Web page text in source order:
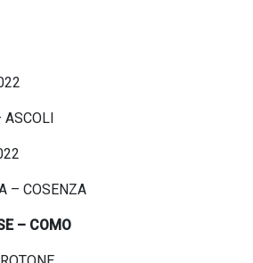
ASCOLI
– COSENZA
– COMO